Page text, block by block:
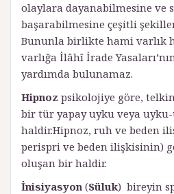
olaylara dayanabilmesine ve
başarabilmesine çeşitli
Bununla birlikte hami varlık
varlığa İlâhî İrade
yardımda bulunamaz.
Hipnoz psikolojiye göre,
bir tür yapay uyku veya uyku-
haldir.Hipnoz, ruh ve beden
perispri ve beden ilişkisinin)
oluşan bir haldir.
İnisiyasyon (Süluk) bireyin